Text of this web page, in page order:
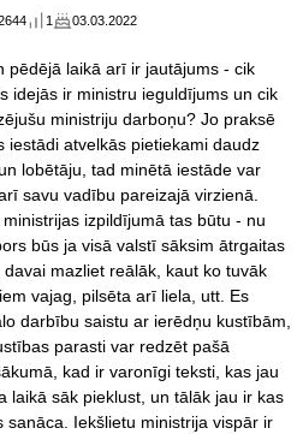
1 03.03.2022
pēdējā laikā arī ir jautājums - cik
idejās ir ministru ieguldījums un cik
ministriju darboņu? Jo praksē
iestādi atvelkās pietiekami daudz
lobētāju, tad minētā iestāde var
savu vadību pareizajā virzienā.
izpildījumā tas būtu - nu
būs ja visā valstī sāksim ātrgaitas
mazliet reālāk, kaut ko tuvāk
vajag, pilsēta arī liela, utt. Es
darbību saistu ar ierēdņu kustībām,
parasti var redzēt pašā
kad ir varonīgi teksti, kas jau
laikā sāk pieklust, un tālāk jau ir kas
sanāca. Iekšlietu ministrija vispār ir